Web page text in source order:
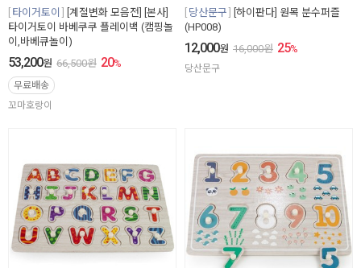
타이거토이
[계절변화 모음전] [본사]
타이거토이 바베쿠쿠 플레이백 (캠핑놀
이,바베큐놀이)
53,200원 66,500원 20%
무료배송
꼬마호랑이
당산문구
[하이판다] 원목 분수퍼즐
(HP008)
12,000원 16,000원 25%
당산문구